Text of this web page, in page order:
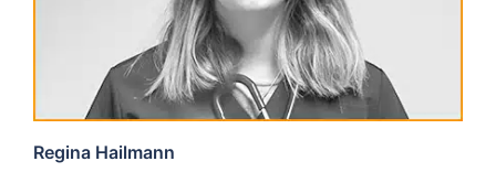
Regina Hailmann